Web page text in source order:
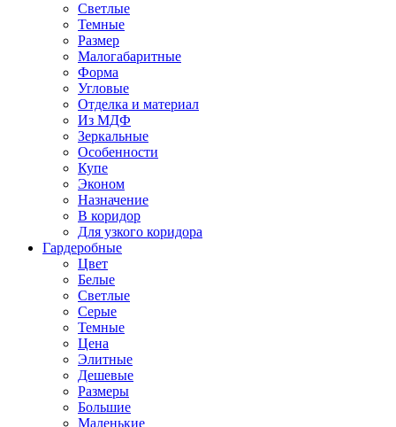
Светлые
Темные
Размер
Малогабаритные
Форма
Угловые
Отделка и материал
Из МДФ
Зеркальные
Особенности
Купе
Эконом
Назначение
В коридор
Для узкого коридора
Гардеробные
Цвет
Белые
Светлые
Серые
Темные
Цена
Элитные
Дешевые
Размеры
Большие
Маленькие